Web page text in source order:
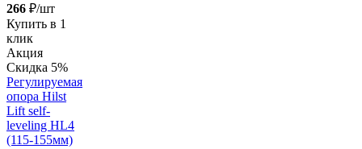
266 ₽/шт
Купить в 1
клик
Акция
Скидка 5%
Регулируемая
опора Hilst
Lift self-
leveling HL4
(115-155мм)